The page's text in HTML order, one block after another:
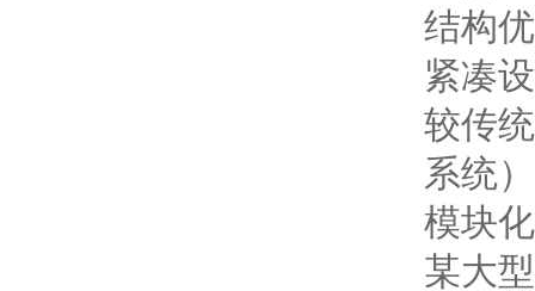
结构
紧凑
较传
系统
模块
某大